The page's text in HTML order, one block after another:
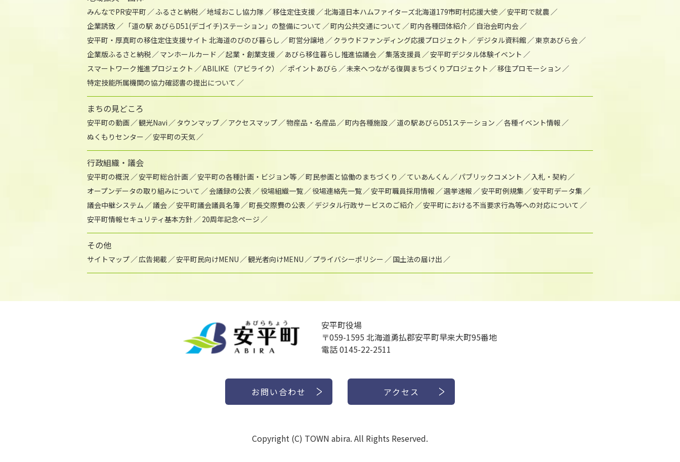
みんなでPR安平町 ふるさと納税 地域おこし協力隊 移住定住支援 北海道日本ハムファイターズ北海道179市町村応援大使
安平町で就農
企業誘致
「道の駅 あびらD51(デゴイチ)ステーション」の整備について 町内公共交通について 町内各種団体紹介
自治会町内会
安平町・厚真町の移住定住支援サイト 北海道のびのび暮らし
町営分譲地 クラウドファンディング応援プロジェクト デジタル資料館
東京あびら会
企業版ふるさと納税
マンホールカード 起業・創業支援 あびら移住暮らし推進協議会 集落支援員
安平町デジタル体験イベント
スマートワーク推進プロジェクト
ABILIKE（アビライク） ポイントあびら 未来へつながる復興まちづくりプロジェクト
移住プロモーション
特定技能所属機関の協力確認書の提出について
まちの見どころ
安平町の動画 観光Navi タウンマップ アクセスマップ 物産品・名産品 町内各種施設 道の駅あびらD51ステーション
各種イベント情報
ぬくもりセンター
安平町の天気
行政組織・議会
安平町の概況 安平町総合計画 安平町の各種計画・ビジョン等 町民参画と協働のまちづくり ていあんくん パブリックコメント
入札・契約
オープンデータの取り組みについて
会議録の公表 役場組織一覧 役場連絡先一覧 安平町職員採用情報 選挙速報 安平町例規集
安平町データ集
議会中継システム
議会 安平町議会議員名簿 町長交際費の公表 デジタル行政サービスのご紹介
安平町における不当要求行為等への対応について
安平町情報セキュリティ基本方針
20周年記念ページ
その他
サイトマップ 広告掲載 安平町民向けMENU 観光者向けMENU プライバシーポリシー 国土法の届け出
安平町役場
〒059-1595 北海道勇払郡安平町早来大町95番地
電話 0145-22-2511
お問い合わせ アクセス
Copyright (C) TOWN abira. All Rights Reserved.